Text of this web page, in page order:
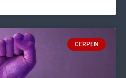
CERPEN